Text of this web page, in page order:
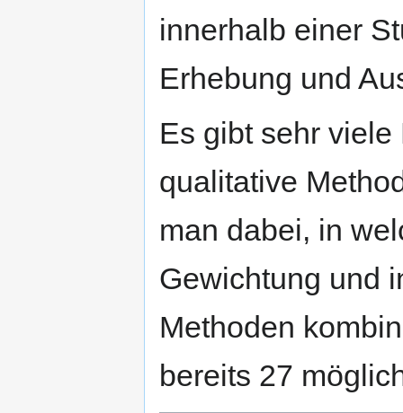
innerhalb einer
Erhebung und
Es gibt sehr
qualitative
man dabei, in
Gewichtung und
Methoden
bereits 27